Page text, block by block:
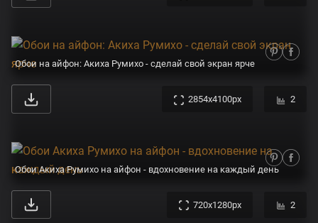
Обои на айфон: Акиха Румихо - сделай свой экран ярче
2854x4100px 2
Обои Акиха Румихо на айфон - вдохновение на каждый день
720x1280px 2